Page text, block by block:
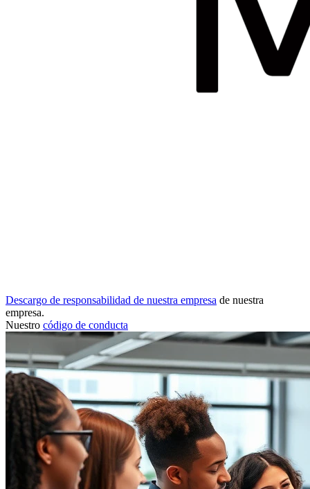
Descargo de responsabilidad de nuestra empresa de nuestra
empresa.
Nuestro código de conducta